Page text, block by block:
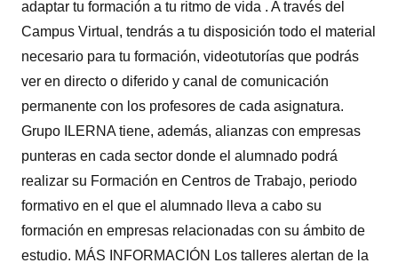
adaptar tu formación a tu ritmo de vida . A través del
Campus Virtual, tendrás a tu disposición todo el material
necesario para tu formación, videotutorías que podrás
ver en directo o diferido y canal de comunicación
permanente con los profesores de cada asignatura.
Grupo ILERNA tiene, además, alianzas con empresas
punteras en cada sector donde el alumnado podrá
realizar su Formación en Centros de Trabajo, periodo
formativo en el que el alumnado lleva a cabo su
formación en empresas relacionadas con su ámbito de
estudio. MÁS INFORMACIÓN Los talleres alertan de la